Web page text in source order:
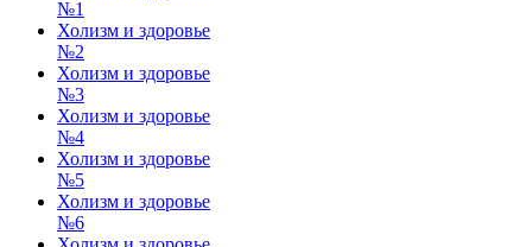
№1
Холизм и здоровье
№2
Холизм и здоровье
№3
Холизм и здоровье
№4
Холизм и здоровье
№5
Холизм и здоровье
№6